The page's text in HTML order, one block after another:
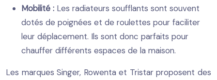
Mobilité : Les radiateurs soufflants sont souvent
dotés de poignées et de roulettes pour faciliter
leur déplacement. Ils sont donc parfaits pour
chauffer différents espaces de la maison.
Les marques Singer, Rowenta et Tristar proposent des